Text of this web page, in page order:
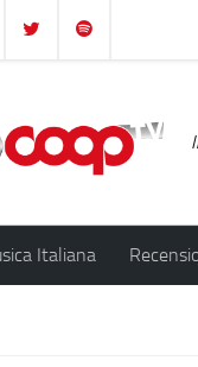
Italiana